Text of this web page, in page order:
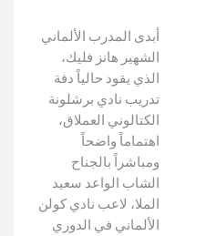
أبدى المدرب الألماني
الشهير هانز فليك،
الذي يقود حالياً دفة
تدريب نادي برشلونة
الكتالوني العملاق،
اهتماماً واضحاً
ومباشراً بالجناح
الشاب الواعد سعيد
الملا، لاعب نادي كولن
الألماني في الدوري